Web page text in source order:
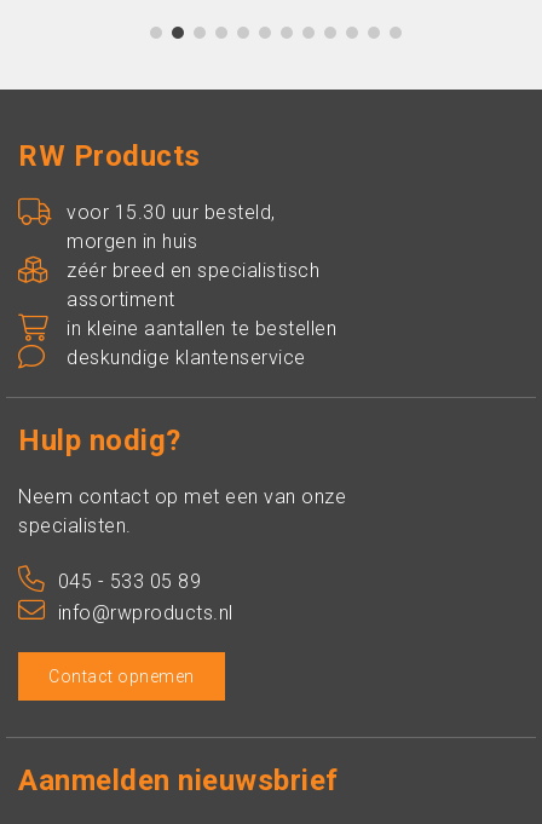
1 2 3 4 5 6 7 8 9 10 11 12
RW Products
voor 15.30 uur besteld,
morgen in huis
zéér breed en specialistisch
assortiment
in kleine aantallen te bestellen
deskundige klantenservice
Hulp nodig?
Neem contact op met een van onze
specialisten.
045 - 533 05 89
info@rwproducts.nl
Contact opnemen
Aanmelden nieuwsbrief